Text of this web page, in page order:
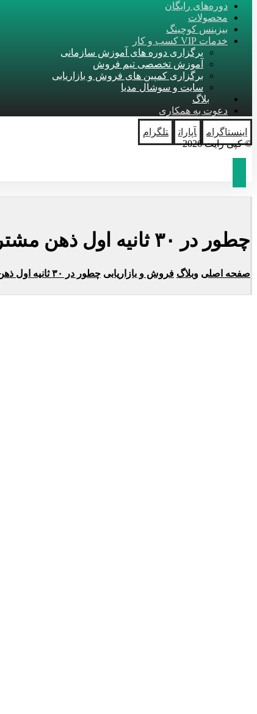
دوره‌های رایگان
محصولات
بیزینس کوچینگ
خدمات VIP کسب و کار
برگزاری دوره های آموزش سازمانی
آموزش تخصصی تیم فروش
برگزاری کمپین های فروش و بازاریابی
سایت و سوشال مدیا
بلاگ
دعوت به همکاری
اینستاگرام آپارات
تلگرام
© کپی رایت 2026
چطور در ۳۰ ثانیه اول ذهن مشتری را به‌دست بگیریم؟
صفحه اصلی وبلاگ فروش و بازاریابی چطور در ۳۰ ثانیه اول ذهن مشتری را به‌دست بگیریم؟